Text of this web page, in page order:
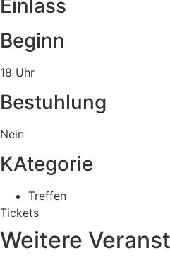
Einlass
Beginn
18 Uhr
Bestuhlung
Nein
KAtegorie
Treffen
Tickets
Weitere